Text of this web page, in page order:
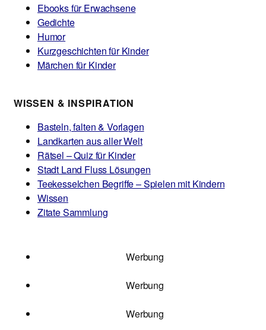
Ebooks für Erwachsene
Gedichte
Humor
Kurzgeschichten für Kinder
Märchen für Kinder
WISSEN & INSPIRATION
Basteln, falten & Vorlagen
Landkarten aus aller Welt
Rätsel – Quiz für Kinder
Stadt Land Fluss Lösungen
Teekesselchen Begriffe – Spielen mit Kindern
Wissen
Zitate Sammlung
Werbung
Werbung
Werbung